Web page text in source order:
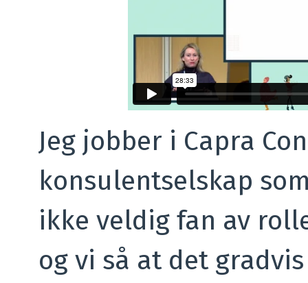
Jeg jobber i Capra
konsulentselskap
ikke veldig fan av
og vi så at det